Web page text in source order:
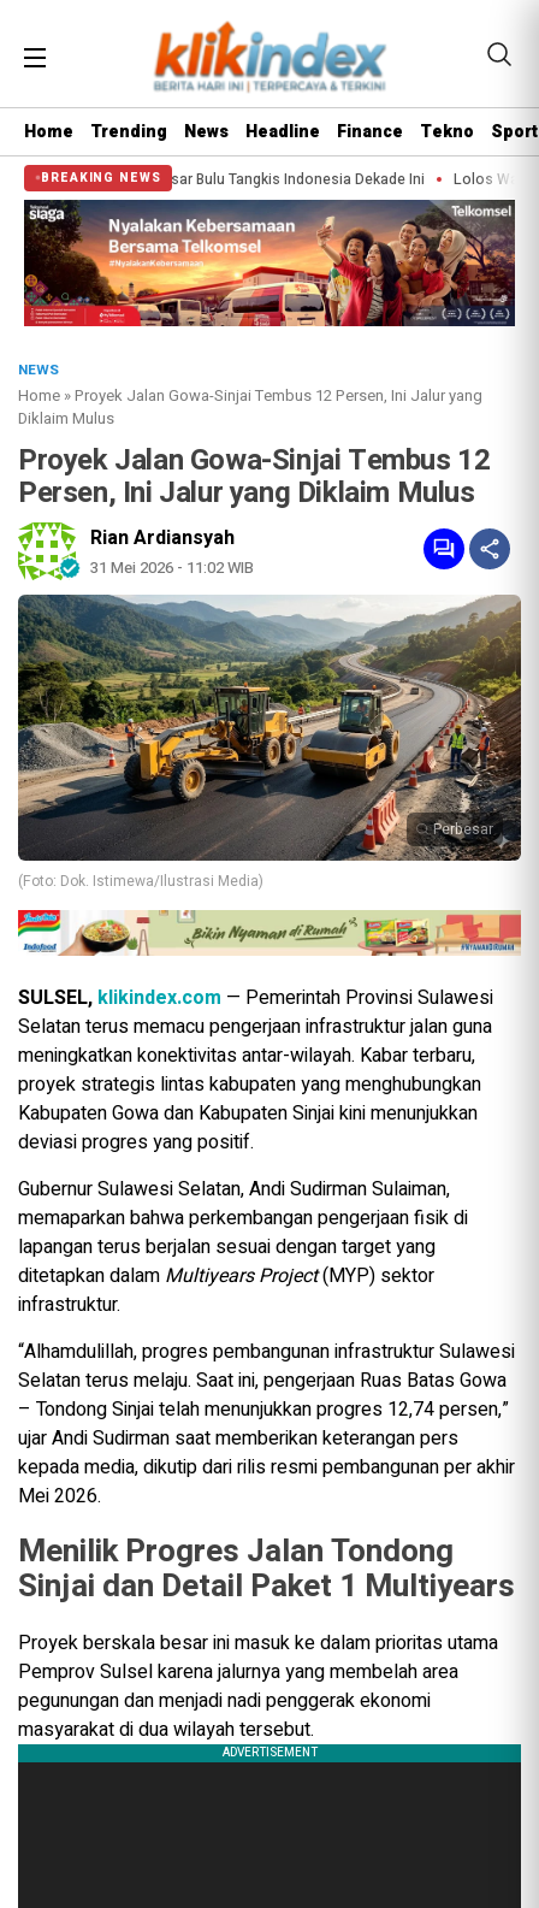
Home Trending News Headline Finance Tekno Sport
BREAKING NEWS
Terbesar Bulu Tangkis Indonesia Dekade Ini Lolos War Tiket Pandang
NEWS
Home »Proyek Jalan Gowa-Sinjai Tembus 12 Persen, Ini Jalur yang
Diklaim Mulus
Proyek Jalan Gowa-Sinjai Tembus 12
Persen, Ini Jalur yang Diklaim Mulus
Rian Ardiansyah
31 Mei 2026 - 11:02 WIB
Perbesar
(Foto: Dok. Istimewa/Ilustrasi Media)
SULSEL, klikindex.com — Pemerintah Provinsi Sulawesi
Selatan terus memacu pengerjaan infrastruktur jalan guna
meningkatkan konektivitas antar-wilayah. Kabar terbaru,
proyek strategis lintas kabupaten yang menghubungkan
Kabupaten Gowa dan Kabupaten Sinjai kini menunjukkan
deviasi progres yang positif.
Gubernur Sulawesi Selatan, Andi Sudirman Sulaiman,
memaparkan bahwa perkembangan pengerjaan fisik di
lapangan terus berjalan sesuai dengan target yang
ditetapkan dalam Multiyears Project(MYP) sektor
infrastruktur.
“Alhamdulillah, progres pembangunan infrastruktur Sulawesi
Selatan terus melaju. Saat ini, pengerjaan Ruas Batas Gowa
– Tondong Sinjai telah menunjukkan progres 12,74 persen,”
ujar Andi Sudirman saat memberikan keterangan pers
kepada media, dikutip dari rilis resmi pembangunan per akhir
Mei 2026.
Menilik Progres Jalan Tondong
Sinjai dan Detail Paket 1 Multiyears
Proyek berskala besar ini masuk ke dalam prioritas utama
Pemprov Sulsel karena jalurnya yang membelah area
pegunungan dan menjadi nadi penggerak ekonomi
masyarakat di dua wilayah tersebut.